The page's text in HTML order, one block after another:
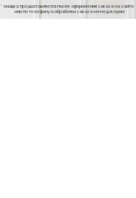
* скидка предоставляется после оформления заказа на сайте
или по телефону и обработки заказа менеджером